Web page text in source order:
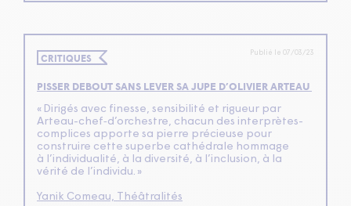
CRITIQUES Publié le 07/03/23
PISSER DEBOUT SANS LEVER SA JUPE D’OLIVIER ARTEAU
« Dirigés avec finesse, sensibilité et rigueur par
Arteau-chef‑d’orchestre, chacun des interprètes-
complices apporte sa pierre précieuse pour
construire cette superbe cathédrale hommage
à l’individualité, à la diversité, à l’inclusion, à la
vérité de l’individu. »
Yanik Comeau, Théâtralités